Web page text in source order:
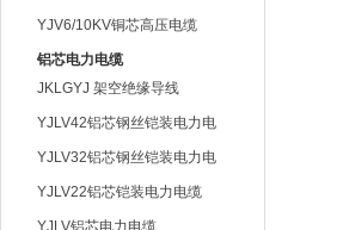
YJV6/10KV铜芯高压电缆
铝芯电力电缆
JKLGYJ 架空绝缘导线
YJLV42铝芯钢丝铠装电力电
缆
YJLV32铝芯钢丝铠装电力电
缆
YJLV22铝芯铠装电力电缆
YJLV铝芯电力电缆